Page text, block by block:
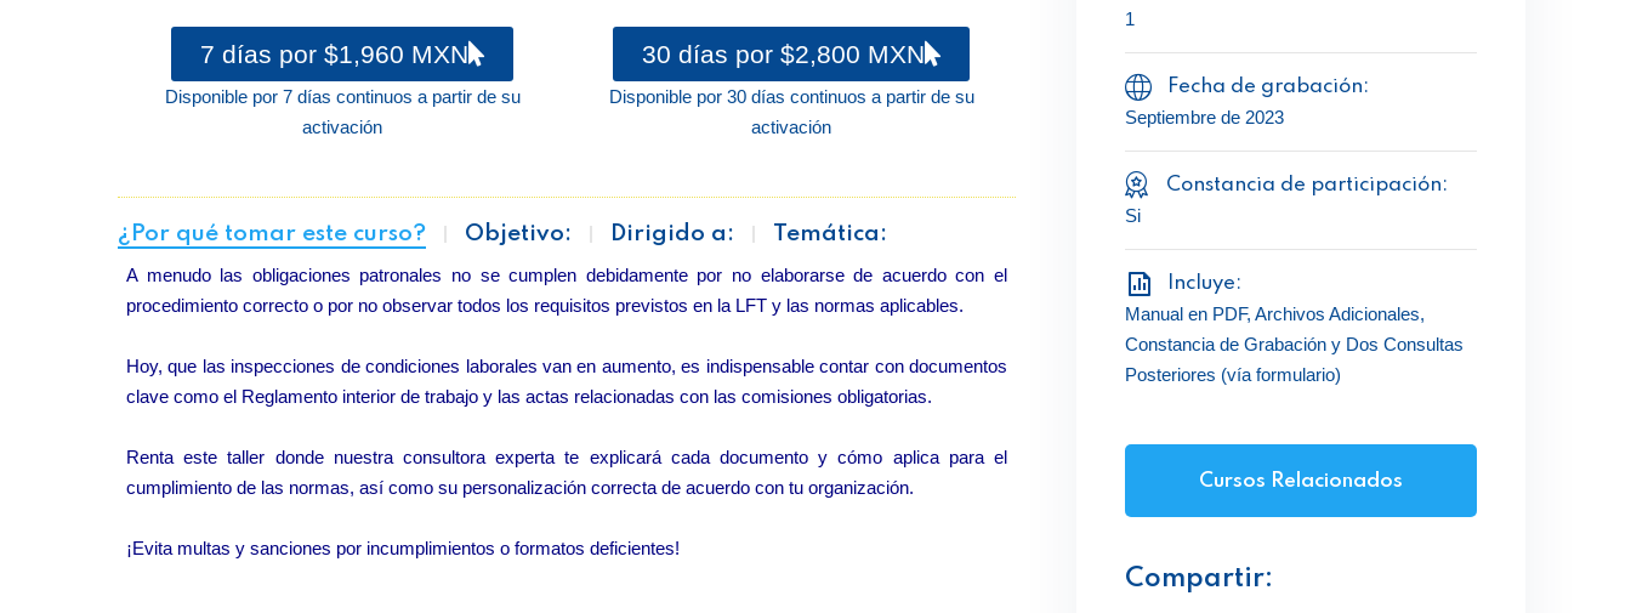
7 días por $1,960 MXN
Disponible por 7 días continuos a partir de su
activación
30 días por $2,800 MXN
Disponible por 30 días continuos a partir de su
activación
¿Por qué tomar este curso? Objetivo: Dirigido a: Temática:
A menudo las obligaciones patronales no se cumplen debidamente por no elaborarse de acuerdo con el
procedimiento correcto o por no observar todos los requisitos previstos en la LFT y las normas aplicables.
Hoy, que las inspecciones de condiciones laborales van en aumento, es indispensable contar con documentos
clave como el Reglamento interior de trabajo y las actas relacionadas con las comisiones obligatorias.
Renta este taller donde nuestra consultora experta te explicará cada documento y cómo aplica para el
cumplimiento de las normas, así como su personalización correcta de acuerdo con tu organización.
¡Evita multas y sanciones por incumplimientos o formatos deficientes!
1
Fecha de grabación:
Septiembre de 2023
Constancia de participación:
Si
Incluye:
Manual en PDF, Archivos Adicionales,
Constancia de Grabación y Dos Consultas
Posteriores (vía formulario)
Cursos Relacionados
Compartir: